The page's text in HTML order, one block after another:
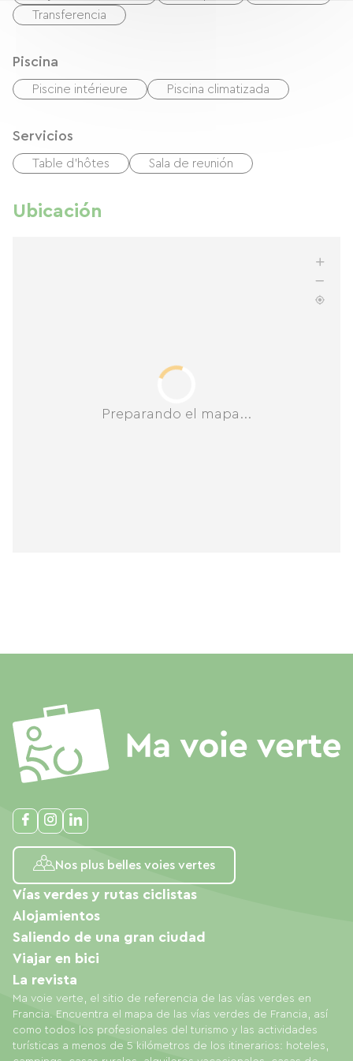
Transferencia
Piscina
Piscine intérieure Piscina climatizada
Servicios
Table d'hôtes Sala de reunión
Ubicación
Preparando el mapa...
Nos plus belles voies vertes
Ma voie verte, el sitio de referencia de las vías verdes en
Francia. Encuentra el mapa de las vías verdes de Francia, así
como todos los profesionales del turismo y las actividades
turísticas a menos de 5 kilómetros de los itinerarios: hoteles,
Vías verdes y rutas ciclistas
Alojamientos
Saliendo de una gran ciudad
Viajar en bici
La revista